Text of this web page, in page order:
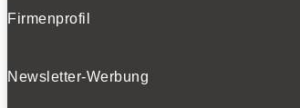
Firmenprofil
Newsletter-Werbung